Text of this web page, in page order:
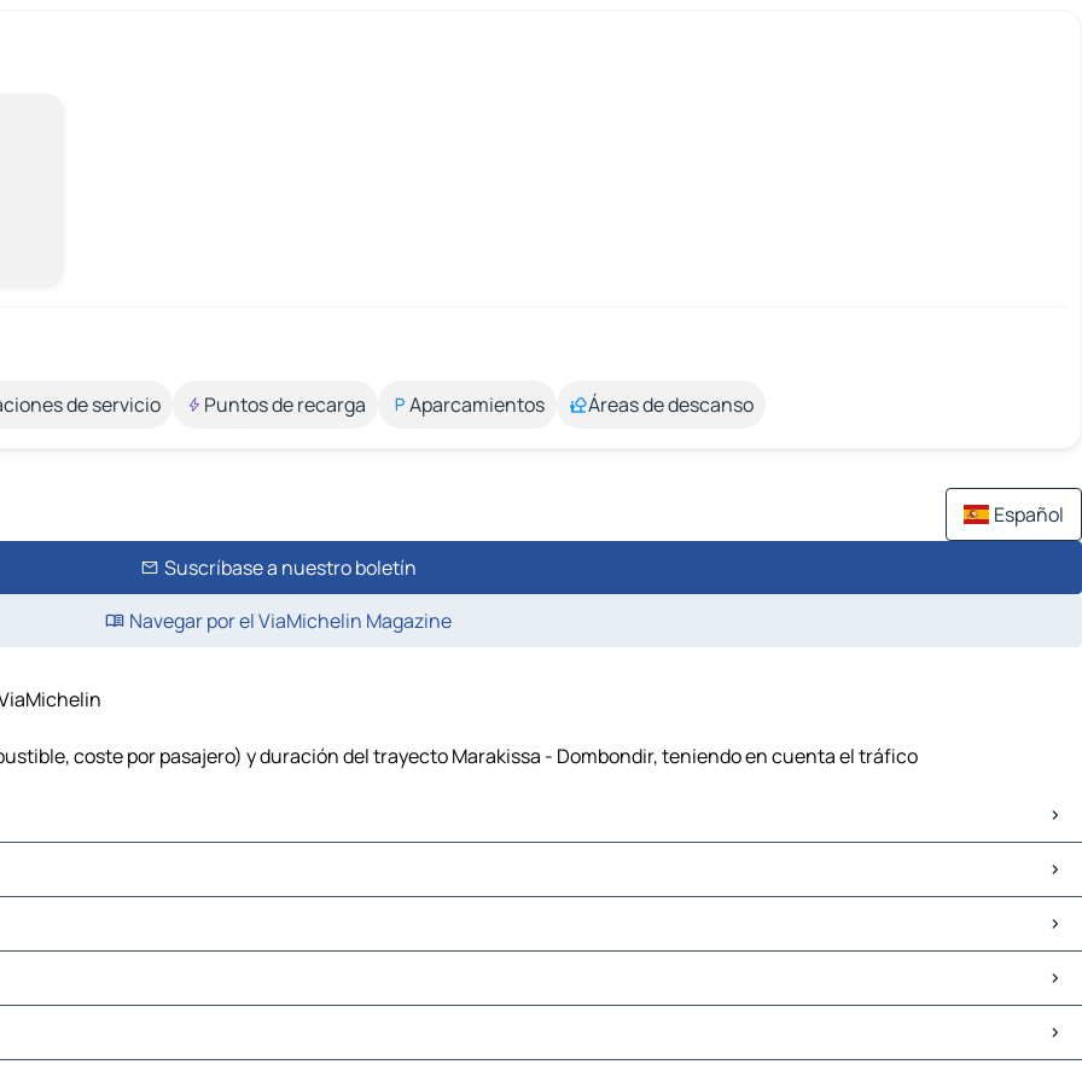
de servicio Puntos de recarga Aparcamientos Áreas de descanso
Español
Suscríbase a nuestro boletín
Navegar por el ViaMichelin Magazine
coste por pasajero) y duración del trayecto Marakissa - Dombondir, teniendo en cuenta el tráfico